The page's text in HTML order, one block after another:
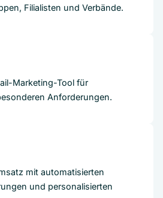
Filialisten und Verbände.
Marketing-Tool für
Anforderungen.
mit automatisierten
und personalisierten